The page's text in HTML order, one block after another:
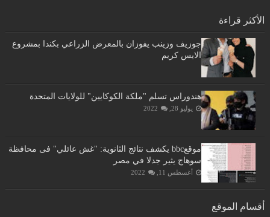
الأكثر قراءة
جوزيف وزينب يفوزان بالمعرض الزراعي بكندا بمشروع
الايس كريم
هندوراس تسلم "ملكة الكوكايين" للولايات المتحدة
يوليو 28, 2022
موقعbbc يكشف نتائج الثانوية: "غش عائلي" فى محافظة
سوهاج يثير جدلا في مصر
أغسطس 11, 2022
أقسام الموقع